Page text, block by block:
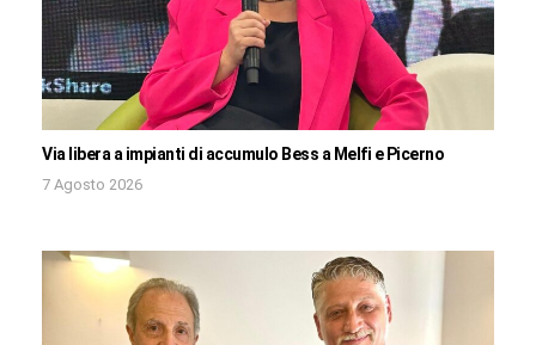
Via libera a impianti di accumulo Bess a Melfi e Picerno
7 Agosto 2026